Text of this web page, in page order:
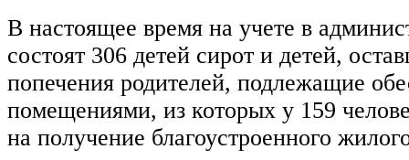
В настоящее время на учете в
состоят 306 детей сирот и детей,
попечения родителей, подлежащие
помещениями, из которых у 159
на получение благоустроенного